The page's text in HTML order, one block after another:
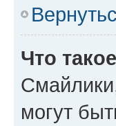
Что
могут